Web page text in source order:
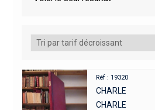
Réf : 19320
CHARLE
CHARLE